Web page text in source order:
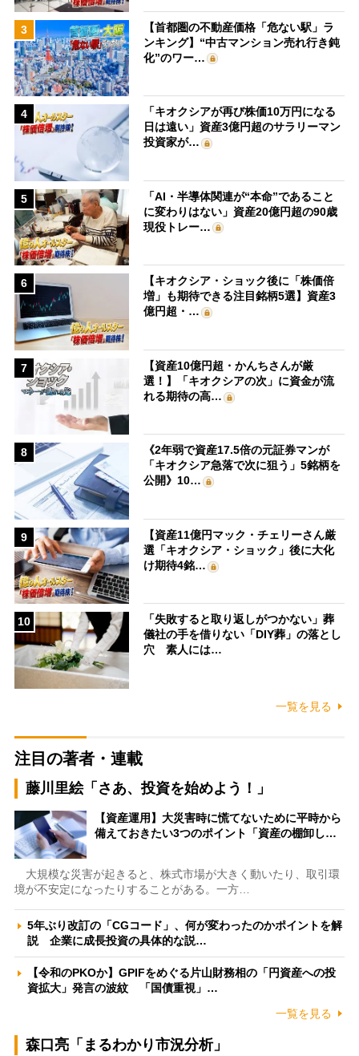
3
【首都圏の不動産価格「危ない駅」ラ
ンキング】“中古マンション売れ行き鈍
化”のワー…
4
「キオクシアが再び株価10万円になる
日は遠い」資産3億円超のサラリーマン
投資家が…
5
「AI・半導体関連が“本命”であること
に変わりはない」資産20億円超の90歳
現役トレー…
6
【キオクシア・ショック後に「株価倍
増」も期待できる注目銘柄5選】資産3
億円超・…
7
【資産10億円超・かんちさんが厳
選！】「キオクシアの次」に資金が流
れる期待の高…
8
《2年弱で資産17.5倍の元証券マンが
「キオクシア急落で次に狙う」5銘柄を
公開》10…
9
【資産11億円マック・チェリーさん厳
選「キオクシア・ショック」後に大化
け期待4銘…
10
「失敗すると取り返しがつかない」葬
儀社の手を借りない「DIY葬」の落とし
穴 素人には…
一覧を見る
注目の著者・連載
藤川里絵「さあ、投資を始めよう！」
【資産運用】大災害時に慌てないために平時から
備えておきたい3つのポイント「資産の棚卸し…
大規模な災害が起きると、株式市場が大きく動いたり、取引環
境が不安定になったりすることがある。一方…
5年ぶり改訂の「CGコード」、何が変わったのかポイントを解
説 企業に成長投資の具体的な説…
【令和のPKOか】GPIFをめぐる片山財務相の「円資産への投
資拡大」発言の波紋 「国債重視」…
一覧を見る
森口亮「まるわかり市況分析」